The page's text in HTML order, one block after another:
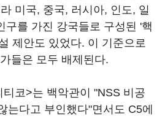
미국, 중국, 러시아, 인도, 일
구를 가진 강국들로 구성된 '핵
제안도 있었다. 이 기준으로
들은 모두 배제된다.
코>는 백악관이 "NSS 비공
는다고 부인했다"면서도 C5에